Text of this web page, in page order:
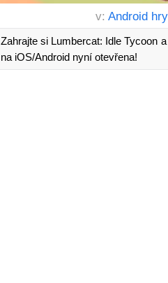
v:Android hry
Zahrajte si Lumbercat: Idle Tycoon
na iOS/Android nyní otevřena!